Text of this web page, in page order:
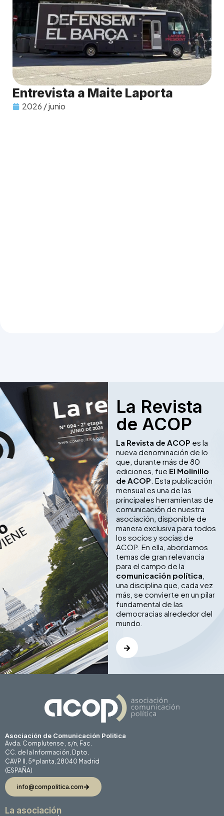
Entrevista a Maite Laporta
2026 / junio
La Revista
de ACOP
La Revista de ACOP es la
nueva denominación de lo
que, durante más de 80
ediciones, fue El Molinillo
de ACOP . Esta publicación
mensual es una de las
principales herramientas de
comunicación de nuestra
asociación, disponible de
manera exclusiva para todos
los socios y socias de
ACOP. En ella, abordamos
temas de gran relevancia
para el campo de la
comunicación política
una disciplina que, cada vez
más, se convierte en un pilar
fundamental de las
democracias alrededor del
mundo.
Asociación de Comunicación Politica
Avda. Complutense , s/n, Fac.
CC. de la Información, Dpto.
CAVP II, 5ª planta, 28040 Madrid
(ESPAÑA)
info@compolitica.com
La asociación